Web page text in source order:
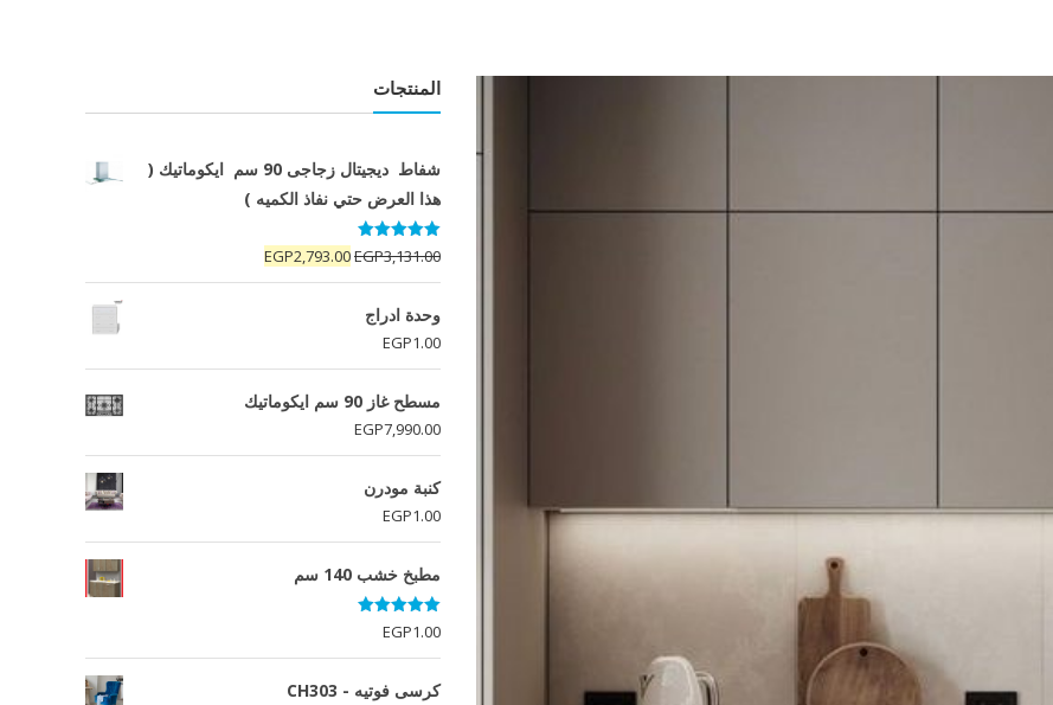
المنتجات
شفاط ديجيتال زجاجى 90 سم ايكوماتيك (
هذا العرض حتي نفاذ الكميه )
تم التقييم
5.00 من 5EGP3,131.00
السعر
الأصلي
EGP2,793.00
السعر
الحالي
وحدة ادراج
EGP1.00
مسطح غاز 90 سم ايكوماتيك
EGP7,990.00
كنبة مودرن
EGP1.00
مطبخ خشب 140 سم
تم التقييم
5.00
من 5
EGP1.00
كرسى فوتيه - CH303